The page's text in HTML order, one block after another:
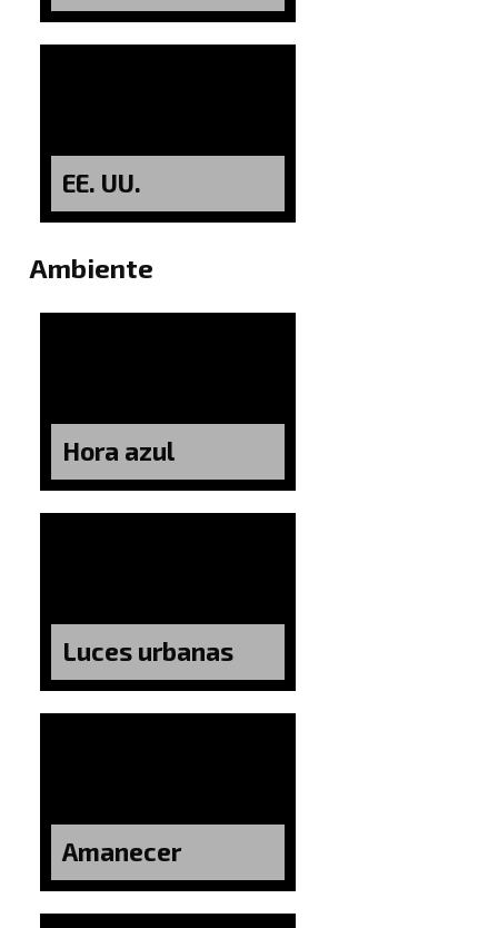
EE. UU.
Ambiente
Hora azul
Luces urbanas
Amanecer